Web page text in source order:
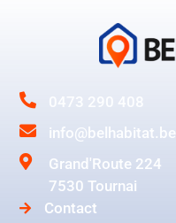
0473 290 408
info@belhabitat.be
Grand'Route 224
7530 Tournai
Contact